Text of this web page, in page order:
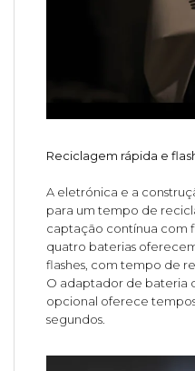
Reciclagem rápida e
A eletrónica e a
para um tempo de
captação contínua com
quatro baterias
flashes, com tempo de
O adaptador de bateria
opcional oferece
segundos.